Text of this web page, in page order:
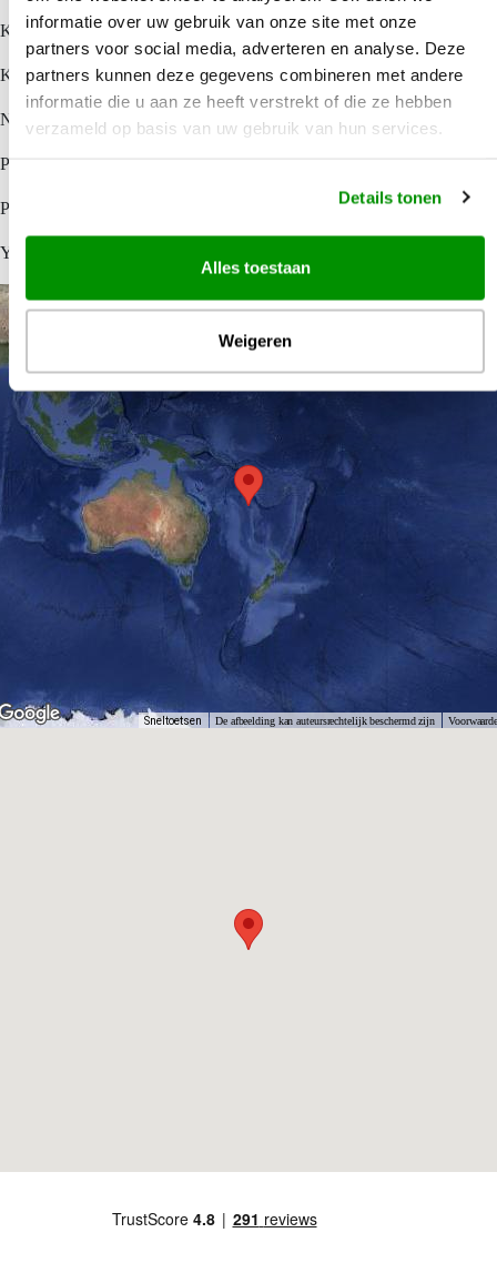
informatie over uw gebruik van onze site met onze
partners voor social media, adverteren en analyse. Deze
partners kunnen deze gegevens combineren met andere
informatie die u aan ze heeft verstrekt of die ze hebben
verzameld op basis van uw gebruik van hun services.
Details tonen
Alles toestaan
Weigeren
Kone
Koumac
Nouméa
Poindimie
Poum
Yaté
Sneltoetsen De afbeelding kan auteursrechtelijk beschermd zijn